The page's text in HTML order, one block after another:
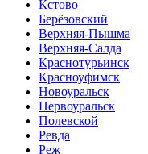
Кстово
Берёзовский
Верхняя-Пышма
Верхняя-Салда
Краснотурьинск
Красноуфимск
Новоуральск
Первоуральск
Полевской
Ревда
Реж